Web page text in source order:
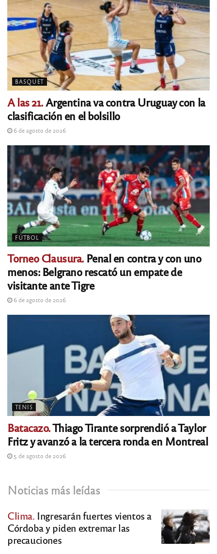
BASQUET
A las 21. Argentina va contra Uruguay con la
clasificación en el bolsillo
6 de agosto de 2026
FÚTBOL
Torneo Clausura.Penal en contra y con uno
menos: Belgrano rescató un empate de
visitante ante Tigre
6 de agosto de 2026
TENIS
Batacazo.Thiago Tirante sorprendió a Taylor
Fritz y avanzó a la tercera ronda en Montreal
5 de agosto de 2026
Noticias más leídas
Clima. Ingresarán fuertes vientos a
Córdoba y piden extremar las
precauciones